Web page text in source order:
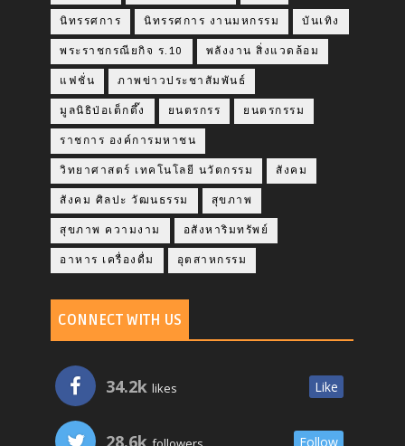
นิทรรศการ นิทรรศการ งานมหกรรม บันเทิง
พระราชกรณียกิจ ร.10 พลังงาน สิ่งแวดล้อม
แฟชั่น ภาพข่าวประชาสัมพันธ์
มูลนิธิป่อเต็กตึ๊ง ยนตรกรร ยนตรกรรม
ราชการ องค์การมหาชน
วิทยาศาสตร์ เทคโนโลยี นวัตกรรม สังคม
สังคม ศิลปะ วัฒนธรรม สุขภาพ
สุขภาพ ความงาม อสังหาริมทรัพย์
อาหาร เครื่องดื่ม อุตสาหกรรม
CONNECT WITH US
34.2k likes Like
Follow